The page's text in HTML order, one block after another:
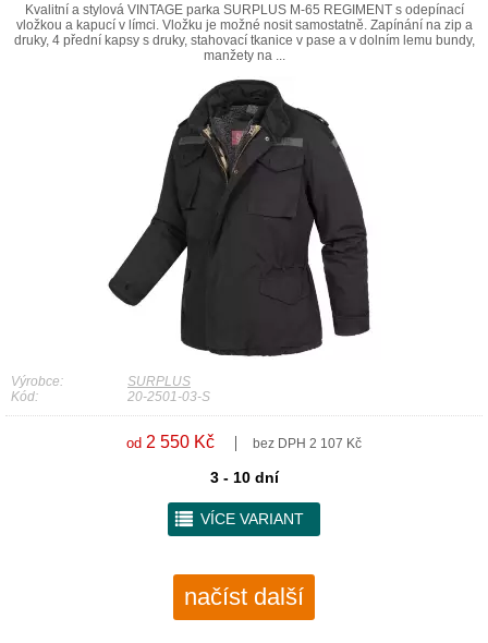
Kvalitní a stylová VINTAGE parka SURPLUS M-65 REGIMENT s odepínací
vložkou a kapucí v límci. Vložku je možné nosit samostatně. Zapínání na zip a
druky, 4 přední kapsy s druky, stahovací tkanice v pase a v dolním lemu bundy,
manžety na ...
Výrobce:
SURPLUS
Kód:
20-2501-03-S
od 2 550 Kč bez DPH 2 107 Kč
3 - 10 dní
r VÍCE VARIANT
načíst další